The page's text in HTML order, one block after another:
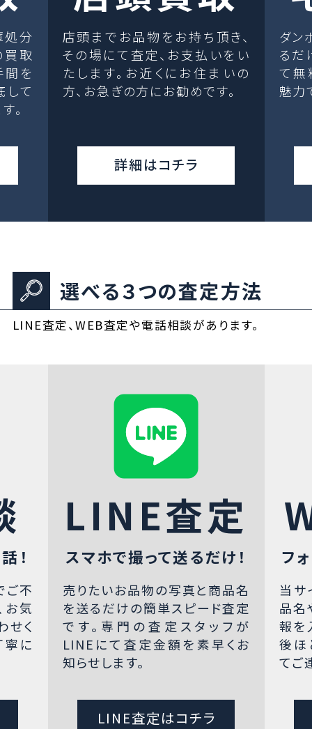
処分
取
間を
して
。
店頭までお品物をお持ち頂き、
その場にて査定、お支払いをい
たします。お近くにお住まいの
方、お急ぎの方にお勧めです。
詳細はコチラ
ダン
るだ
て無
魅力
選べる３つの査定方法
LINE査定、WEB査定や電話相談があります。
！
ご不
お気
せく
寧に
LINE査定
スマホで撮って送るだけ！
売りたいお品物の写真と商品名
を送るだけの簡単スピード査定
です。専門の査定スタッフが
LINEにて査定金額を素早くお
知らせします。
LINE査定はコチラ
フ
当サ
品名
報を
後ほ
てご